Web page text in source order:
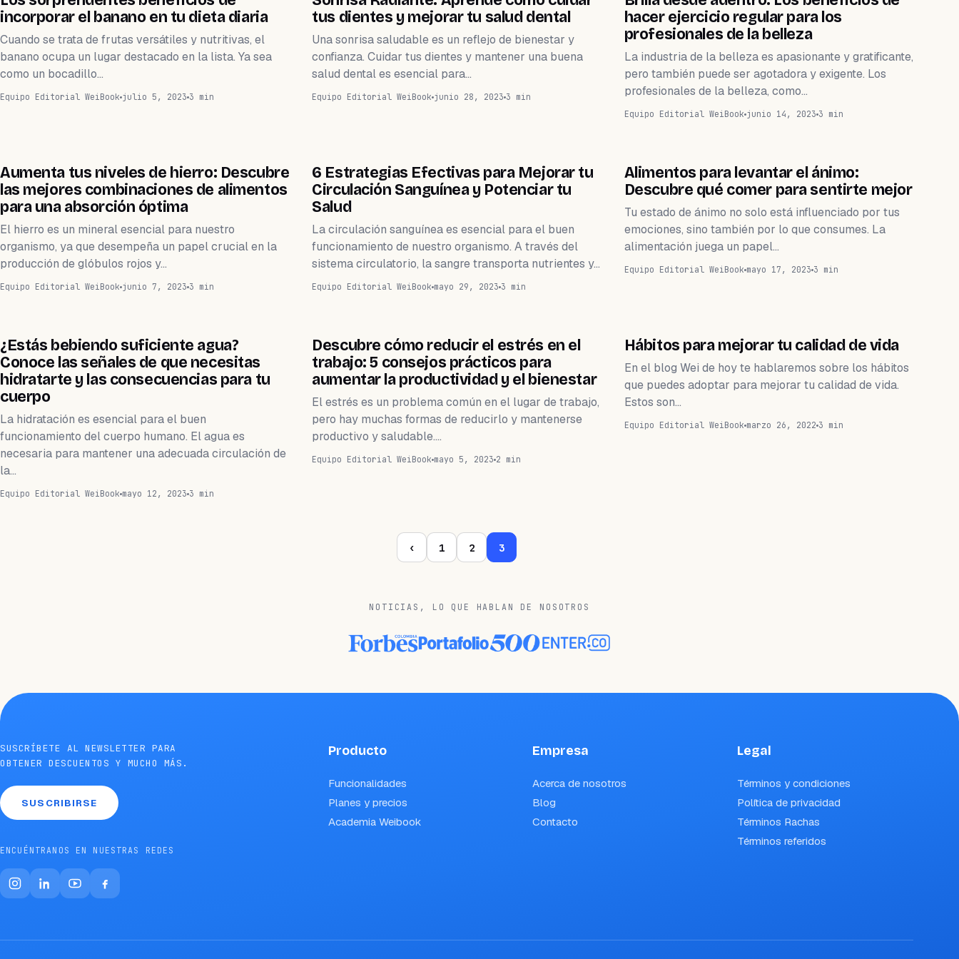
incorporar el banano en tu dieta diaria
Cuando se trata de frutas versátiles y nutritivas, el
banano ocupa un lugar destacado en la lista. Ya sea
como un bocadillo…
Equipo Editorial WeiBook julio 5, 2023 3 min
tus dientes y mejorar tu salud dental
Una sonrisa saludable es un reflejo de bienestar y
confianza. Cuidar tus dientes y mantener una buena
salud dental es esencial para…
Equipo Editorial WeiBook junio 28, 2023 3 min
hacer ejercicio regular para los
profesionales de la belleza
La industria de la belleza es apasionante y gratificante,
pero también puede ser agotadora y exigente. Los
profesionales de la belleza, como…
Equipo Editorial WeiBook junio 14, 2023 3 min
WEIHEALTH
Aumenta tus niveles de hierro: Descubre
las mejores combinaciones de alimentos
para una absorción óptima
El hierro es un mineral esencial para nuestro
organismo, ya que desempeña un papel crucial en la
producción de glóbulos rojos y…
Equipo Editorial WeiBook junio 7, 2023 3 min
WEIHEALTH
6 Estrategias Efectivas para Mejorar tu
Circulación Sanguínea y Potenciar tu
Salud
La circulación sanguínea es esencial para el buen
funcionamiento de nuestro organismo. A través del
sistema circulatorio, la sangre transporta nutrientes y…
Equipo Editorial WeiBook mayo 29, 2023 3 min
WEIHEALTH
Alimentos para levantar el ánimo:
Descubre qué comer para sentirte mejor
Tu estado de ánimo no solo está influenciado por tus
emociones, sino también por lo que consumes. La
alimentación juega un papel…
Equipo Editorial WeiBook mayo 17, 2023 3 min
WEIHEALTH
¿Estás bebiendo suficiente agua?
Conoce las señales de que necesitas
hidratarte y las consecuencias para tu
cuerpo
La hidratación es esencial para el buen
funcionamiento del cuerpo humano. El agua es
necesaria para mantener una adecuada circulación de
la…
Equipo Editorial WeiBook mayo 12, 2023 3 min
NEGOCIOS
Descubre cómo reducir el estrés en el
trabajo: 5 consejos prácticos para
aumentar la productividad y el bienestar
El estrés es un problema común en el lugar de trabajo,
pero hay muchas formas de reducirlo y mantenerse
productivo y saludable.…
Equipo Editorial WeiBook mayo 5, 2023 2 min
WEIHEALTH
Hábitos para mejorar tu calidad de vida
En el blog Wei de hoy te hablaremos sobre los hábitos
que puedes adoptar para mejorar tu calidad de vida.
Estos son…
Equipo Editorial WeiBook marzo 26, 2022 3 min
‹ 1 2 3
NOTICIAS, LO QUE HABLAN DE NOSOTROS
SUSCRÍBETE AL NEWSLETTER PARA
OBTENER DESCUENTOS Y MUCHO MÁS.
SUSCRIBIRSE
ENCUÉNTRANOS EN NUESTRAS REDES
Producto
Funcionalidades
Planes y precios
Academia Weibook
Empresa
Acerca de nosotros
Blog
Contacto
Legal
Términos y condiciones
Política de privacidad
Términos Rachas
Términos referidos